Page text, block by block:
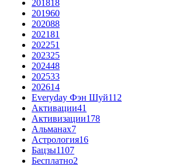
201818
201960
202088
202181
202251
202325
202448
202533
202614
Everyday Фэн Шуй112
Активации41
Активизации178
Альманах7
Астрология16
Бацзы1107
Бесплатно2